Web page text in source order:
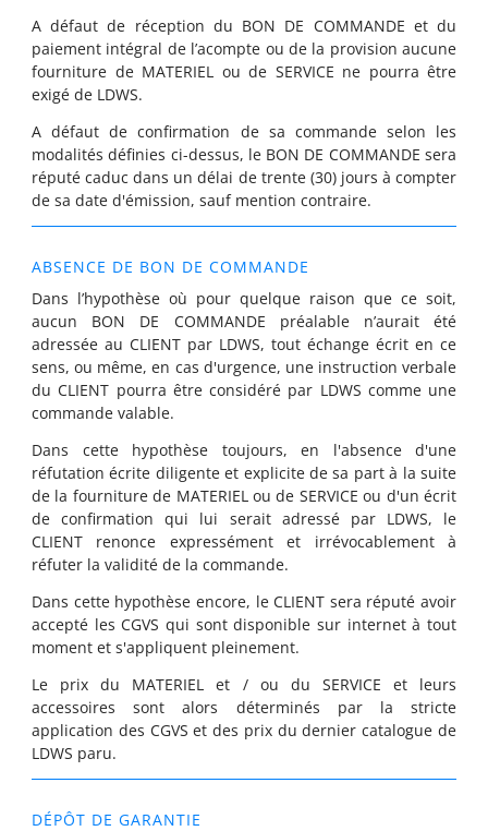
A défaut de réception du BON DE COMMANDE et du
paiement intégral de l’acompte ou de la provision aucune
fourniture de MATERIEL ou de SERVICE ne pourra être
exigé de LDWS.
A défaut de confirmation de sa commande selon les
modalités définies ci-dessus, le BON DE COMMANDE sera
réputé caduc dans un délai de trente (30) jours à compter
de sa date d'émission, sauf mention contraire.
ABSENCE DE BON DE COMMANDE
Dans l’hypothèse où pour quelque raison que ce soit,
aucun BON DE COMMANDE préalable n’aurait été
adressée au CLIENT par LDWS, tout échange écrit en ce
sens, ou même, en cas d'urgence, une instruction verbale
du CLIENT pourra être considéré par LDWS comme une
commande valable.
Dans cette hypothèse toujours, en l'absence d'une
réfutation écrite diligente et explicite de sa part à la suite
de la fourniture de MATERIEL ou de SERVICE ou d'un écrit
de confirmation qui lui serait adressé par LDWS, le
CLIENT renonce expressément et irrévocablement à
réfuter la validité de la commande.
Dans cette hypothèse encore, le CLIENT sera réputé avoir
accepté les CGVS qui sont disponible sur internet à tout
moment et s'appliquent pleinement.
Le prix du MATERIEL et / ou du SERVICE et leurs
accessoires sont alors déterminés par la stricte
application des CGVS et des prix du dernier catalogue de
LDWS paru.
DÉPÔT DE GARANTIE